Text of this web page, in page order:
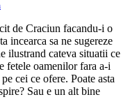
de Craciun facandu-i o
incearca sa ne sugereze
ilustrand cateva situatii ce
fetele oamenilor fara a-i
cei ce ofere. Poate asta
Sau e un alt bine